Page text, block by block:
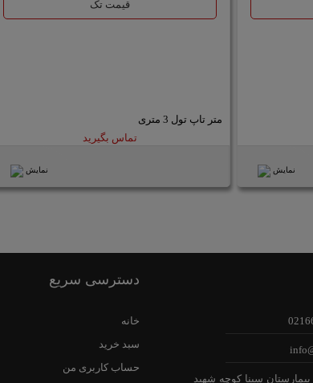
نمایش
قیمت تک
متر تاپ تول 3 متری
تماس بگیرید
نمایش
سینا کوچه شهید
دسترسی سریع
خانه
سبد خرید
حساب کاربری من